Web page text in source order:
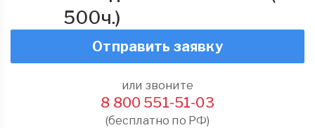
500ч.)
Отправить заявку
или звоните
8 800 551-51-03
(бесплатно по РФ)